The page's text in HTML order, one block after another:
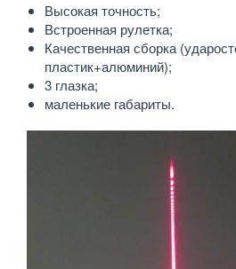
Высокая точность;
Встроенная рулетка;
Качественная сборка
пластик+алюминий);
3 глазка;
маленькие габариты.